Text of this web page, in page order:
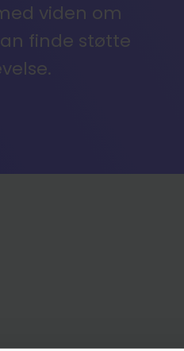
viden om
finde støtte